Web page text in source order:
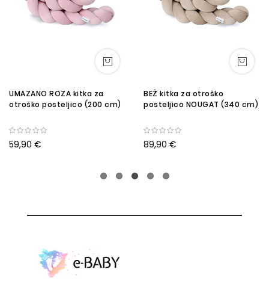
UMAZANO ROZA kitka za
otroško posteljico (200 cm)
59,90 €
BEŽ kitka za otroško
posteljico NOUGAT (340 cm)
89,90 €